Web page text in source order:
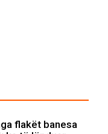
flakët banesa